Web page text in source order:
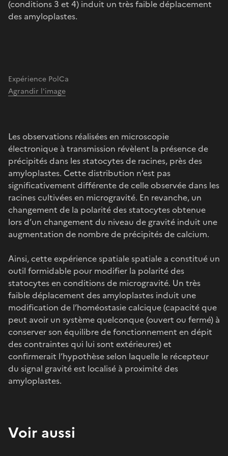
(conditions 3 et 4) induit un très faible déplacement
des amyloplastes.
Expérience PolCa
Agrandir l'image
Les observations réalisées en microscopie
électronique à transmission révèlent la présence de
précipités dans les statocytes de racines, près des
amyloplastes. Cette distribution n’est pas
significativement différente de celle observée dans les
racines cultivées en microgravité. En revanche, un
changement de la polarité des statocytes obtenue
lors d’un changement du niveau de gravité induit une
augmentation de nombre de précipités de calcium.
Ainsi, cette expérience spatiale spatiale a constitué un
outil formidable pour modifier la polarité des
statocytes en conditions de microgravité. Un très
faible déplacement des amyloplastes induit une
modification de l’homéostasie calcique (capacité que
peut avoir un système quelconque (ouvert ou fermé) à
conserver son équilibre de fonctionnement en dépit
des contraintes qui lui sont extérieures) et
confirmerait l’hypothèse selon laquelle le récepteur
du signal gravité est localisé à proximité des
amyloplastes.
Voir aussi